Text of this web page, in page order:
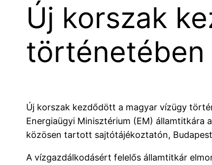
Új korszak
történetében
Új korszak kezdődött a magyar vízügy
Energiaügyi Minisztérium (EM) államtitkára
közösen tartott sajtótájékoztatón,
A vízgazdálkodásért felelős államtitkár